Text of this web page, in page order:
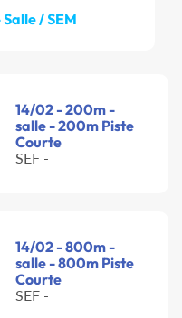
/ SEM
14/02 - 200m -
salle - 200m Piste
Courte
SEF -
14/02 - 800m -
salle - 800m Piste
Courte
SEF -